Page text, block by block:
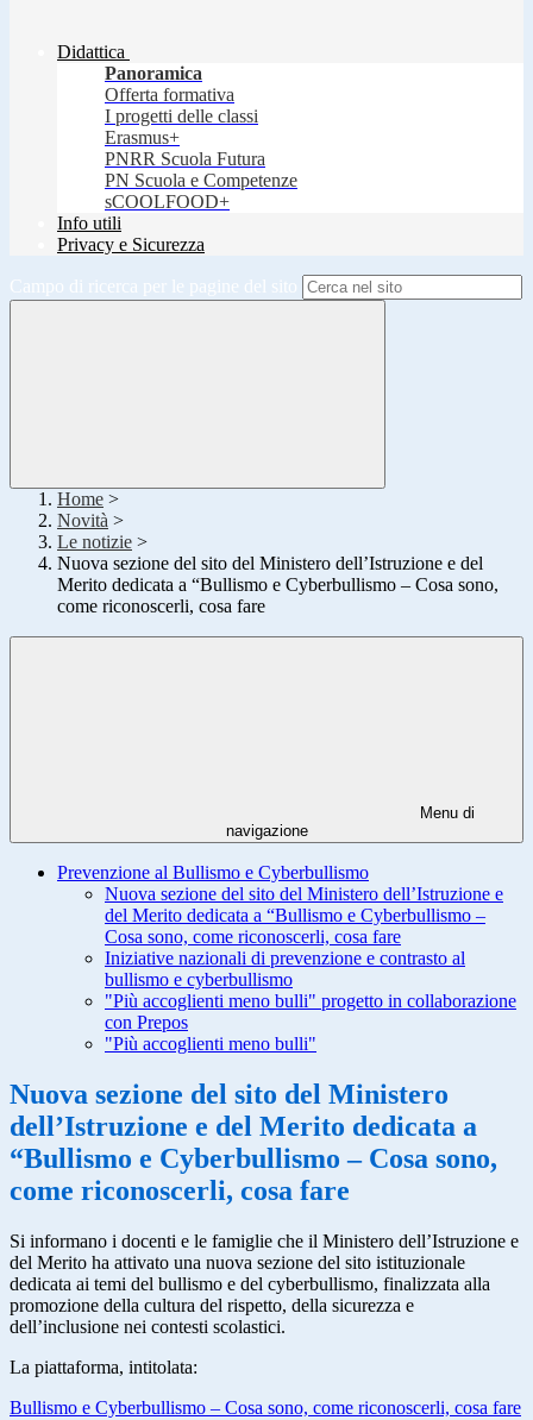
Didattica
Panoramica
Offerta formativa
I progetti delle classi
Erasmus+
PNRR Scuola Futura
PN Scuola e Competenze
sCOOLFOOD+
Info utili
Privacy e Sicurezza
Campo di ricerca per le pagine del sito
Home >
Novità >
Le notizie >
Nuova sezione del sito del Ministero dell’Istruzione e del
Merito dedicata a “Bullismo e Cyberbullismo – Cosa sono,
come riconoscerli, cosa fare
Menu di
navigazione
Prevenzione al Bullismo e Cyberbullismo
Nuova sezione del sito del Ministero dell’Istruzione e
del Merito dedicata a “Bullismo e Cyberbullismo –
Cosa sono, come riconoscerli, cosa fare
Iniziative nazionali di prevenzione e contrasto al
bullismo e cyberbullismo
"Più accoglienti meno bulli" progetto in collaborazione
con Prepos
"Più accoglienti meno bulli"
Nuova sezione del sito del Ministero
dell’Istruzione e del Merito dedicata a
“Bullismo e Cyberbullismo – Cosa sono,
come riconoscerli, cosa fare
Si informano i docenti e le famiglie che il Ministero dell’Istruzione e
del Merito ha attivato una nuova sezione del sito istituzionale
dedicata ai temi del bullismo e del cyberbullismo, finalizzata alla
promozione della cultura del rispetto, della sicurezza e
dell’inclusione nei contesti scolastici.
La piattaforma, intitolata:
Bullismo e Cyberbullismo – Cosa sono, come riconoscerli, cosa fare